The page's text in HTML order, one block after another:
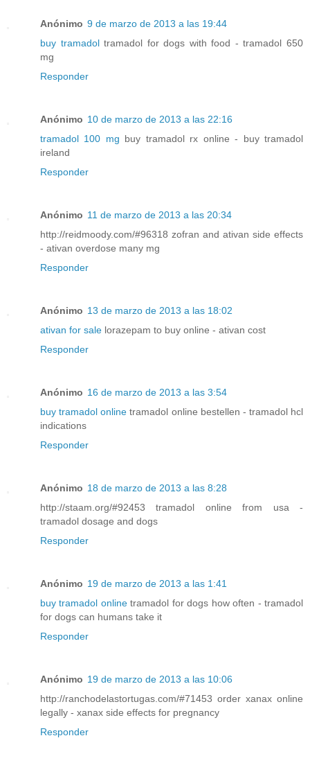
Anónimo 9 de marzo de 2013 a las 19:44
buy tramadoltramadol for dogs with food - tramadol 650
mg
Responder
Anónimo 10 de marzo de 2013 a las 22:16
tramadol 100 mg buy tramadol rx online - buy tramadol
ireland
Responder
Anónimo 11 de marzo de 2013 a las 20:34
http://reidmoody.com/#96318 zofran and ativan side effects
- ativan overdose many mg
Responder
Anónimo 13 de marzo de 2013 a las 18:02
ativan for sale lorazepam to buy online - ativan cost
Responder
Anónimo 16 de marzo de 2013 a las 3:54
buy tramadol online tramadol online bestellen - tramadol hcl
indications
Responder
Anónimo 18 de marzo de 2013 a las 8:28
http://staam.org/#92453 tramadol online from usa -
tramadol dosage and dogs
Responder
Anónimo 19 de marzo de 2013 a las 1:41
buy tramadol onlinetramadol for dogs how often - tramadol
for dogs can humans take it
Responder
Anónimo 19 de marzo de 2013 a las 10:06
http://ranchodelastortugas.com/#71453 order xanax online
legally - xanax side effects for pregnancy
Responder